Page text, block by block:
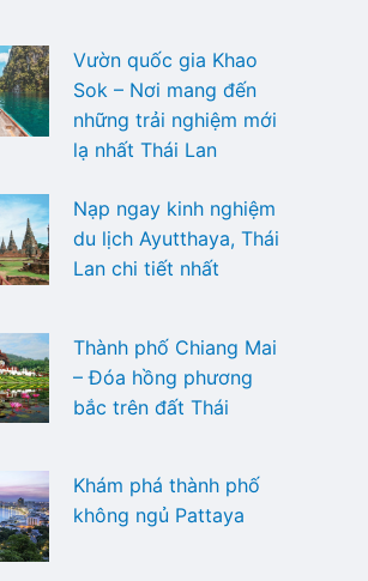
Vườn quốc gia Khao
Sok – Nơi mang đến
những trải nghiệm mới
lạ nhất Thái Lan
Nạp ngay kinh nghiệm
du lịch Ayutthaya, Thái
Lan chi tiết nhất
Thành phố Chiang Mai
– Đóa hồng phương
bắc trên đất Thái
Khám phá thành phố
không ngủ Pattaya